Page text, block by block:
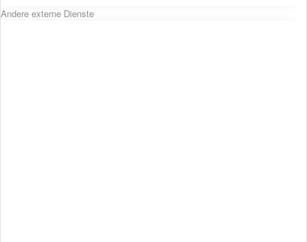
Andere externe Dienste